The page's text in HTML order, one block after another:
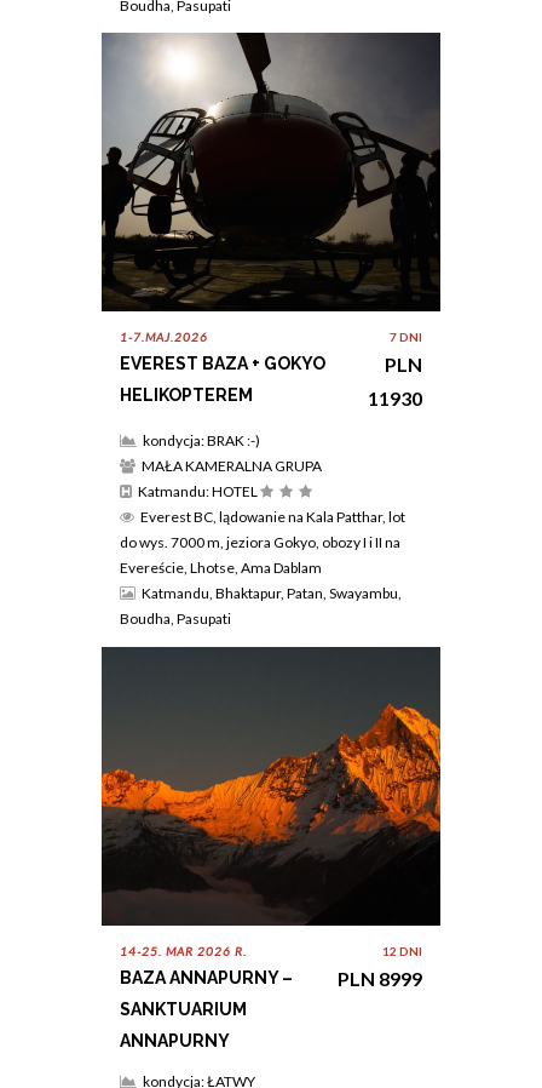
Boudha, Pasupati
1-7.MAJ.2026
EVEREST BAZA + GOKYO
HELIKOPTEREM
7 DNI
PLN
11930
kondycja: BRAK :-)
MAŁA KAMERALNA GRUPA
Katmandu: HOTEL
Everest BC, lądowanie na Kala Patthar, lot
do wys. 7000 m, jeziora Gokyo, obozy I i II na
Evereście, Lhotse, Ama Dablam
Katmandu, Bhaktapur, Patan, Swayambu,
Boudha, Pasupati
14-25. MAR 2026 R.
BAZA ANNAPURNY –
SANKTUARIUM
ANNAPURNY
12 DNI
PLN 8999
kondycja: ŁATWY